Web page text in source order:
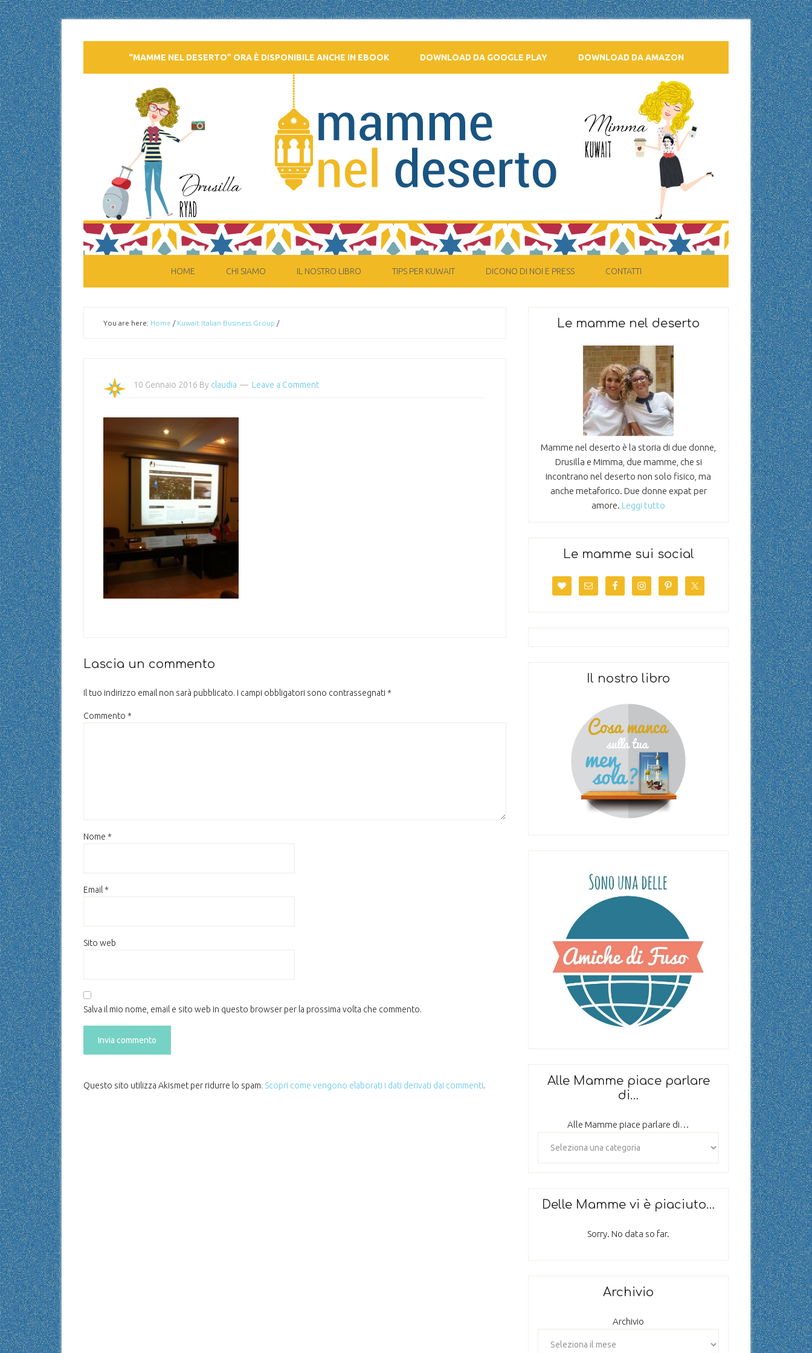
“MAMME NEL DESERTO” ORA È DISPONIBILE ANCHE IN EBOOK DOWNLOAD DA GOOGLE PLAY DOWNLOAD DA AMAZON
HOME CHI SIAMO IL NOSTRO LIBRO TIPS PER KUWAIT DICONO DI NOI E PRESS CONTATTI
You are here: Home / Kuwait Italian Business Group /
10 Gennaio 2016 By claudia Leave a Comment
Lascia un commento
Il tuo indirizzo email non sarà pubblicato. I campi obbligatori sono contrassegnati *
Commento *
Nome *
Email *
Sito web
Salva il mio nome, email e sito web in questo browser per la prossima volta che commento.
Questo sito utilizza Akismet per ridurre lo spam. Scopri come vengono elaborati i dati derivati dai commenti.
Le mamme nel deserto
Mamme nel deserto è la storia di due donne,
Drusilla e Mimma, due mamme, che si
incontrano nel deserto non solo fisico, ma
anche metaforico. Due donne expat per
amore. Leggi tutto
Le mamme sui social
Il nostro libro
Alle Mamme piace parlare
di…
Alle Mamme piace parlare di…
Delle Mamme vi è piaciuto…
Sorry. No data so far.
Archivio
Archivio